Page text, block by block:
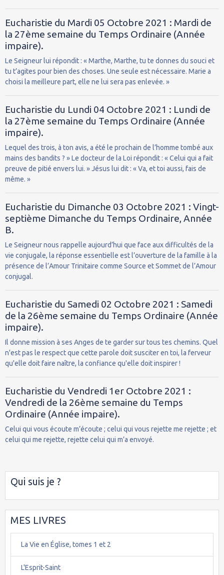
Eucharistie du Mardi 05 Octobre 2021 : Mardi de
la 27ème semaine du Temps Ordinaire (Année
impaire).
Le Seigneur lui répondit : « Marthe, Marthe, tu te donnes du souci et
tu t’agites pour bien des choses. Une seule est nécessaire. Marie a
choisi la meilleure part, elle ne lui sera pas enlevée. »
Eucharistie du Lundi 04 Octobre 2021 : Lundi de
la 27ème semaine du Temps Ordinaire (Année
impaire).
Lequel des trois, à ton avis, a été le prochain de l’homme tombé aux
mains des bandits ? » Le docteur de la Loi répondit : « Celui qui a fait
preuve de pitié envers lui. » Jésus lui dit : « Va, et toi aussi, fais de
même. »
Eucharistie du Dimanche 03 Octobre 2021 : Vingt-
septième Dimanche du Temps Ordinaire, Année
B.
Le Seigneur nous rappelle aujourd’hui que face aux difficultés de la
vie conjugale, la réponse essentielle est l’ouverture de la famille à la
présence de l’Amour Trinitaire comme Source et Sommet de l’Amour
conjugal.
Eucharistie du Samedi 02 Octobre 2021 : Samedi
de la 26ème semaine du Temps Ordinaire (Année
impaire).
Il donne mission à ses Anges de te garder sur tous tes chemins. Quel
n'est pas le respect que cette parole doit susciter en toi, la ferveur
qu'elle doit faire naître, la confiance qu'elle doit inspirer !
Eucharistie du Vendredi 1er Octobre 2021 :
Vendredi de la 26ème semaine du Temps
Ordinaire (Année impaire).
Celui qui vous écoute m’écoute ; celui qui vous rejette me rejette ; et
celui qui me rejette, rejette celui qui m’a envoyé.
Qui suis je ?
MES LIVRES
La Vie en Église, tomes 1 et 2
L'Esprit-Saint